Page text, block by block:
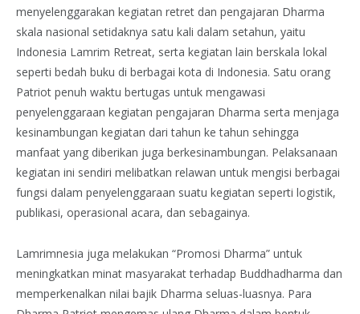
menyelenggarakan kegiatan retret dan pengajaran Dharma
skala nasional setidaknya satu kali dalam setahun, yaitu
Indonesia Lamrim Retreat, serta kegiatan lain berskala lokal
seperti bedah buku di berbagai kota di Indonesia. Satu orang
Patriot penuh waktu bertugas untuk mengawasi
penyelenggaraan kegiatan pengajaran Dharma serta menjaga
kesinambungan kegiatan dari tahun ke tahun sehingga
manfaat yang diberikan juga berkesinambungan. Pelaksanaan
kegiatan ini sendiri melibatkan relawan untuk mengisi berbagai
fungsi dalam penyelenggaraan suatu kegiatan seperti logistik,
publikasi, operasional acara, dan sebagainya.
Lamrimnesia juga melakukan “Promosi Dharma” untuk
meningkatkan minat masyarakat terhadap Buddhadharma dan
memperkenalkan nilai bajik Dharma seluas-luasnya. Para